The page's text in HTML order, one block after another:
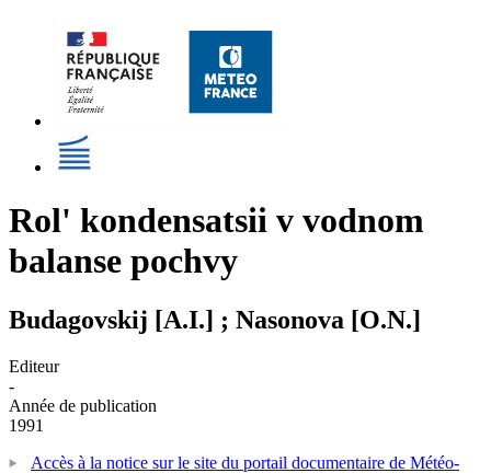
Rol' kondensatsii v vodnom
balanse pochvy
Budagovskij [A.I.] ; Nasonova [O.N.]
Editeur
-
Année de publication
1991
Accès à la notice sur le site du portail documentaire de Météo-